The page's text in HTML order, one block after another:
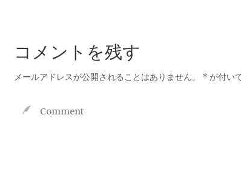
コメントを残す
メールアドレスが公開されることはありません。 * が付い